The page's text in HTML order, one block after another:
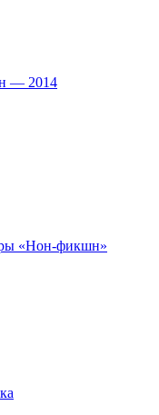
— 2014
«Нон-фикшн»